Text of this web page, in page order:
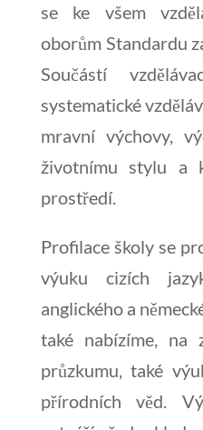
se ke všem
oborům Standardu
Součástí
systematické
mravní výchovy,
životnímu stylu a
prostředí.
Profilace školy se
výuku cizích
anglického a
také nabízíme, na
průzkumu, také
přírodních věd.